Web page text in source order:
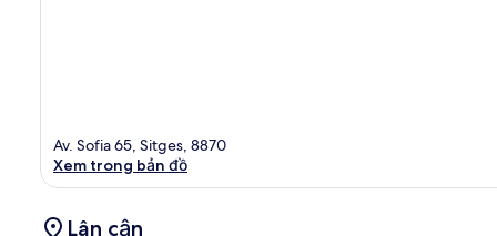
Av. Sofia 65, Sitges, 8870
Xem trong bản đồ
Lân cận